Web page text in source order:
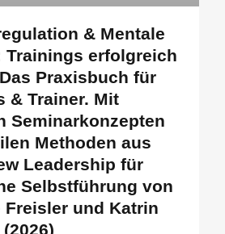
& Mentale
Trainings erfolgreich
Praxisbuch für
& Trainer. Mit
Seminarkonzepten
Methoden aus
Leadership für
Selbstführung von
Freisler und Katrin